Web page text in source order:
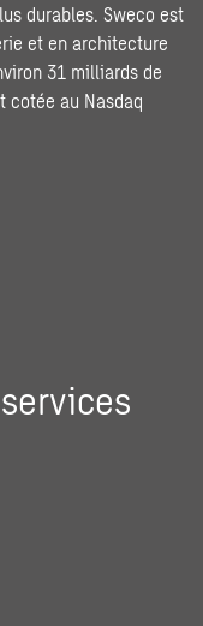
durables. Sweco est
et en architecture
31 milliards de
cotée au Nasdaq